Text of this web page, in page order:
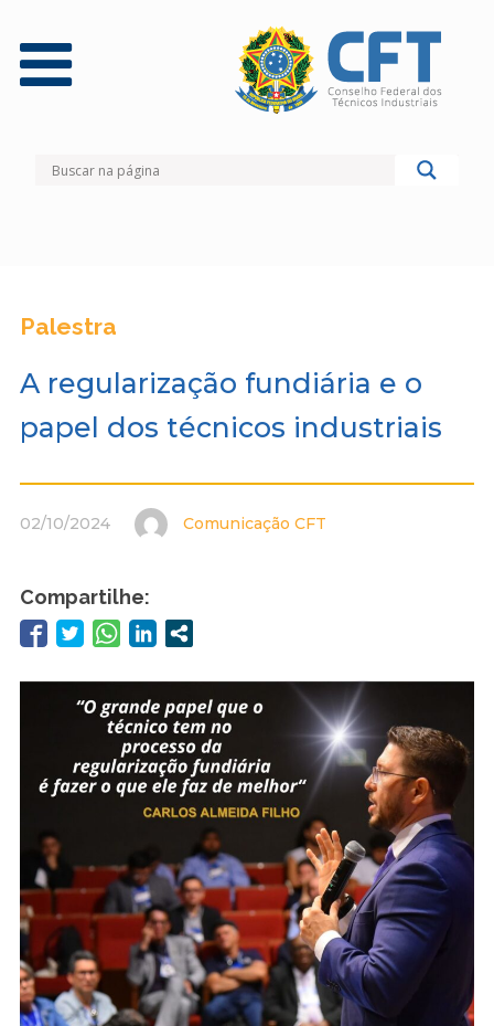
Palestra
A regularização fundiária e o
papel dos técnicos industriais
02/10/2024 Comunicação CFT
Compartilhe: